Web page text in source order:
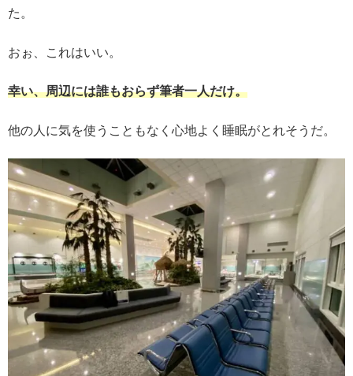
た。
おぉ、これはいい。
幸い、周辺には誰もおらず筆者一人だけ。
他の人に気を使うこともなく心地よく睡眠がとれそうだ。